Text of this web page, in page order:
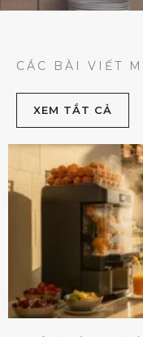
CÁC BÀI VIẾT
XEM TẮT CẢ